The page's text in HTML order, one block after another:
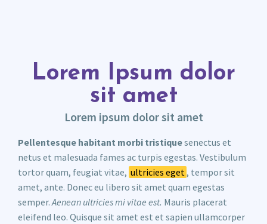
Lorem Ipsum dolor
sit amet
Lorem ipsum dolor sit amet
Pellentesque habitant morbi tristiquesenectus et
netus et malesuada fames ac turpis egestas. Vestibulum
tortor quam, feugiat vitae, ultricies eget, tempor sit
amet, ante. Donec eu libero sit amet quam egestas
semper.Aenean ultricies mi vitae est. Mauris placerat
eleifend leo. Quisque sit amet est et sapien ullamcorper